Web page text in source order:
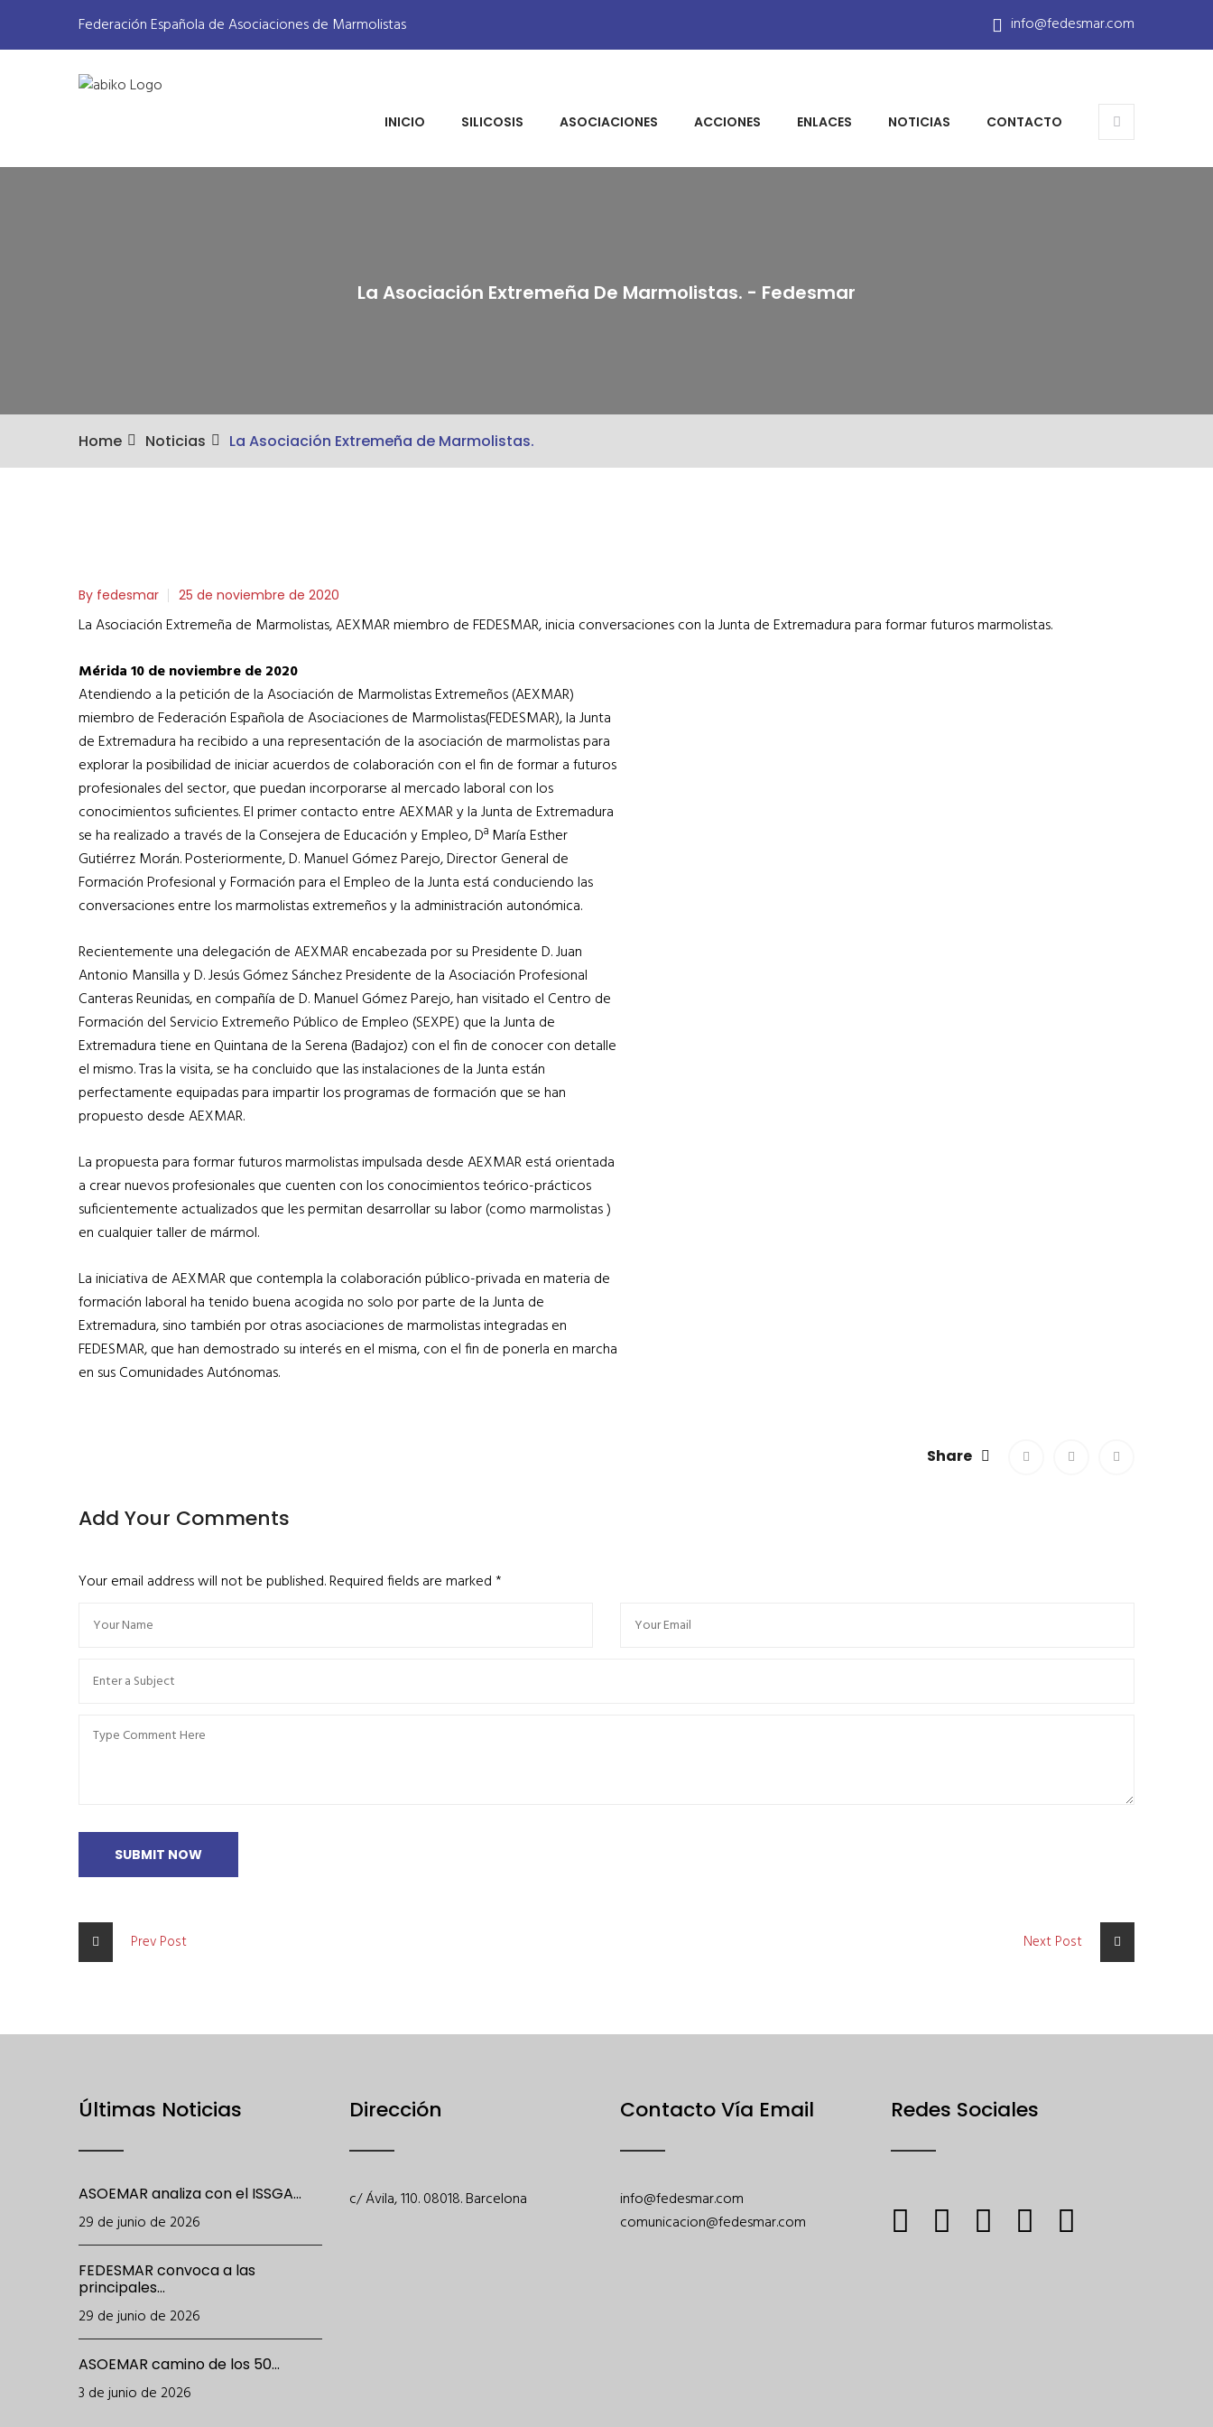
Federación Española de Asociaciones de Marmolistas info@fedesmar.com
INICIO SILICOSIS ASOCIACIONES ACCIONES ENLACES NOTICIAS CONTACTO
La Asociación Extremeña De Marmolistas. - Fedesmar
Home Noticias La Asociación Extremeña de Marmolistas.
By fedesmar 25 de noviembre de 2020
La Asociación Extremeña de Marmolistas, AEXMAR miembro de FEDESMAR, inicia conversaciones con la Junta de Extremadura para formar futuros marmolistas.
Mérida 10 de noviembre de 2020
Atendiendo a la petición de la Asociación de Marmolistas Extremeños (AEXMAR)
miembro de Federación Española de Asociaciones de Marmolistas(FEDESMAR), la Junta
de Extremadura ha recibido a una representación de la asociación de marmolistas para
explorar la posibilidad de iniciar acuerdos de colaboración con el fin de formar a futuros
profesionales del sector, que puedan incorporarse al mercado laboral con los
conocimientos suficientes. El primer contacto entre AEXMAR y la Junta de Extremadura
se ha realizado a través de la Consejera de Educación y Empleo, Dª María Esther
Gutiérrez Morán. Posteriormente, D. Manuel Gómez Parejo, Director General de
Formación Profesional y Formación para el Empleo de la Junta está conduciendo las
conversaciones entre los marmolistas extremeños y la administración autonómica.
Recientemente una delegación de AEXMAR encabezada por su Presidente D. Juan
Antonio Mansilla y D. Jesús Gómez Sánchez Presidente de la Asociación Profesional
Canteras Reunidas, en compañía de D. Manuel Gómez Parejo, han visitado el Centro de
Formación del Servicio Extremeño Público de Empleo (SEXPE) que la Junta de
Extremadura tiene en Quintana de la Serena (Badajoz) con el fin de conocer con detalle
el mismo. Tras la visita, se ha concluido que las instalaciones de la Junta están
perfectamente equipadas para impartir los programas de formación que se han
propuesto desde AEXMAR.
La propuesta para formar futuros marmolistas impulsada desde AEXMAR está orientada
a crear nuevos profesionales que cuenten con los conocimientos teórico-prácticos
suficientemente actualizados que les permitan desarrollar su labor (como marmolistas )
en cualquier taller de mármol.
La iniciativa de AEXMAR que contempla la colaboración público-privada en materia de
formación laboral ha tenido buena acogida no solo por parte de la Junta de
Extremadura, sino también por otras asociaciones de marmolistas integradas en
FEDESMAR, que han demostrado su interés en el misma, con el fin de ponerla en marcha
en sus Comunidades Autónomas.
Share
Add Your Comments
Your email address will not be published. Required fields are marked*
SUBMIT NOW
Prev Post Next Post
Últimas Noticias
ASOEMAR analiza con el ISSGA...
29 de junio de 2026
FEDESMAR convoca a las
principales...
29 de junio de 2026
ASOEMAR camino de los 50...
3 de junio de 2026
Dirección
c/ Ávila, 110. 08018. Barcelona
Contacto Vía Email
info@fedesmar.com
comunicacion@fedesmar.com
Redes Sociales